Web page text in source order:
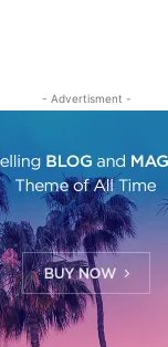
- Advertisment -